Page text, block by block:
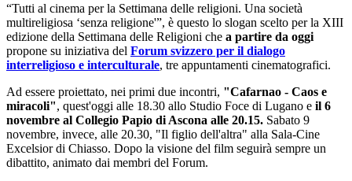
“Tutti al cinema per la Settimana delle religioni. Una società
multireligiosa ‘senza religione'”, è questo lo slogan scelto per la XIII
edizione della Settimana delle Religioni che a partire da oggi
propone su iniziativa del Forum svizzero per il dialogo
interreligioso e interculturale, tre appuntamenti cinematografici.
Ad essere proiettato, nei primi due incontri, "Cafarnao - Caos e
miracoli", quest'oggi alle 18.30 allo Studio Foce di Lugano e il 6
novembre al Collegio Papio di Ascona alle 20.15. Sabato 9
novembre, invece, alle 20.30, "Il figlio dell'altra" alla Sala-Cine
Excelsior di Chiasso. Dopo la visione del film seguirà sempre un
dibattito, animato dai membri del Forum.